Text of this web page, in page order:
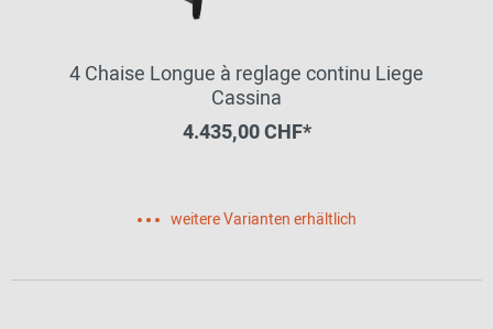
4 Chaise Longue à reglage continu Liege
Cassina
4.435,00 CHF*
weitere Varianten erhältlich